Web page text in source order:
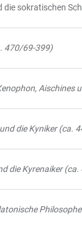
die sokratischen
470/69-399)
Aischines
die Kyniker (ca.
die Kyrenaiker (ca.